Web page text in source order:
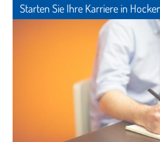
Starten Sie Ihre Karriere in